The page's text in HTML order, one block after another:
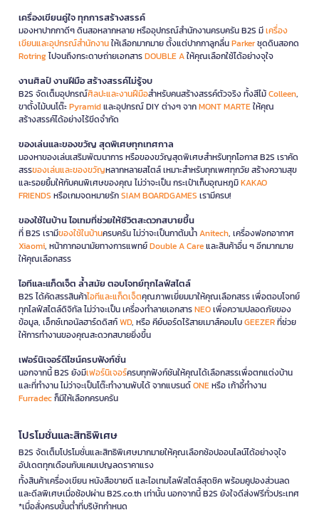
เครื่องเขียนคู่ใจ ทุกการสร้างสรรค์
มองหาปากกาดีๆ ดินสอหลากหลาย หรืออุปกรณ์สำนักงานครบครัน B2S มีเครื่อง
เขียนและอุปกรณ์สำนักงานให้เลือกมากมาย ตั้งแต่ปากกาลูกลื่นParkerชุดดินสอกด
Rotringไปจนถึงกระดาษถ่ายเอกสารDOUBLE Aให้คุณเลือกใช้ได้อย่างจุใจ
งานศิลป์ งานฝีมือ สร้างสรรค์ไม่รู้จบ
B2S จัดเต็มอุปกรณ์ศิลปะและงานฝีมือสำหรับคนสร้างสรรค์ตัวจริง ทั้งสีไม้Colleen,
ขาตั้งไม้บนโต๊ะPyramidและอุปกรณ์ DIY ต่างๆ จากMONT MARTEให้คุณ
สร้างสรรค์ได้อย่างไร้ขีดจำกัด
ของเล่นและของขวัญ สุดพิเศษทุกเทศกาล
มองหาของเล่นเสริมพัฒนาการ หรือของขวัญสุดพิเศษสำหรับทุกโอกาส B2S เราคัด
สรรของเล่นและของขวัญหลากหลายสไตล์ เหมาะสำหรับทุกเพศทุกวัย สร้างความสุข
และรอยยิ้มให้กับคนพิเศษของคุณ ไม่ว่าจะเป็น กระเป๋าเก็บอุณหภูมิKAKAO
FRIENDS หรือเกมจดหมายรักSIAM BOARDGAMES เรามีครบ!
ของใช้ในบ้าน ไอเทมที่ช่วยให้ชีวิตสะดวกสบายขึ้น
ที่ B2S เรามีของใช้ในบ้านครบครัน ไม่ว่าจะเป็นกาต้มน้ำAnitech, เครื่องฟอกอากาศ
Xiaomi, หน้ากากอนามัยทางการแพทย์Double A Careและสินค้าอื่น ๆ อีกมากมาย
ให้คุณเลือกสรร
ไอทีและแก็ดเจ็ต ล้ำสมัย ตอบโจทย์ทุกไลฟ์สไตล์
B2S ได้คัดสรรสินค้าไอทีและแก็ดเจ็ตคุณภาพเยี่ยมมาให้คุณเลือกสรร เพื่อตอบโจทย์
ทุกไลฟ์สไตล์ดิจิทัล ไม่ว่าจะเป็น เครื่องทำลายเอกสารNEOเพื่อความปลอดภัยของ
ข้อมูล, เอ็กซ์เทอนัลฮาร์ดดิสก์WD, หรือ คีย์บอร์ดไร้สายเมาส์คอมโบGEEZERที่ช่วย
ให้การทำงานของคุณสะดวกสบายยิ่งขึ้น
เฟอร์นิเจอร์ดีไซน์ครบฟังก์ชั่น
นอกจากนี้ B2S ยังมีเฟอร์นิเจอร์ครบทุกฟังก์ชันให้คุณได้เลือกสรรเพื่อตกแต่งบ้าน
และที่ทำงาน ไม่ว่าจะเป็นโต๊ะทำงานพับได้ จากแบรนด์ONEหรือ เก้าอี้ทำงาน
Furradecก็มีให้เลือกครบครัน
โปรโมชั่นและสิทธิพิเศษ
B2S จัดเต็มโปรโมชั่นและสิทธิพิเศษมากมายให้คุณเลือกช้อปออนไลน์ได้อย่างจุใจ
อัปเดตทุกเดือนกับแคมเปญลดราคาแรง
ทั้งสินค้าเครื่องเขียน หนังสือขายดี และไอเทมไลฟ์สไตล์สุดชิค พร้อมคูปองส่วนลด
และดีลพิเศษเมื่อช้อปผ่าน B2S.co.th เท่านั้น นอกจากนี้ B2S ยังใจดีส่งฟรีทั่วประเทศ
*เมื่อสั่งครบขั้นต่ำที่บริษัทกำหนด